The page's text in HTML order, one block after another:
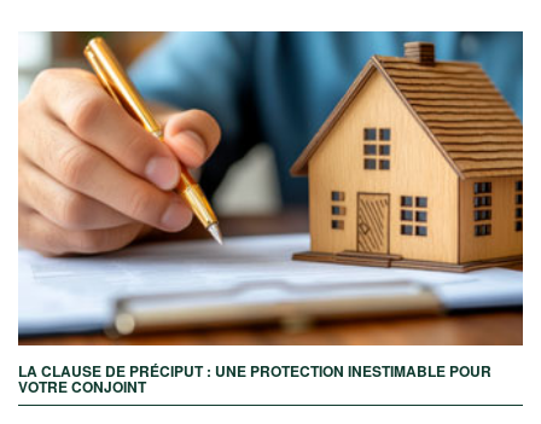
LA CLAUSE DE PRÉCIPUT : UNE PROTECTION INESTIMABLE POUR
VOTRE CONJOINT